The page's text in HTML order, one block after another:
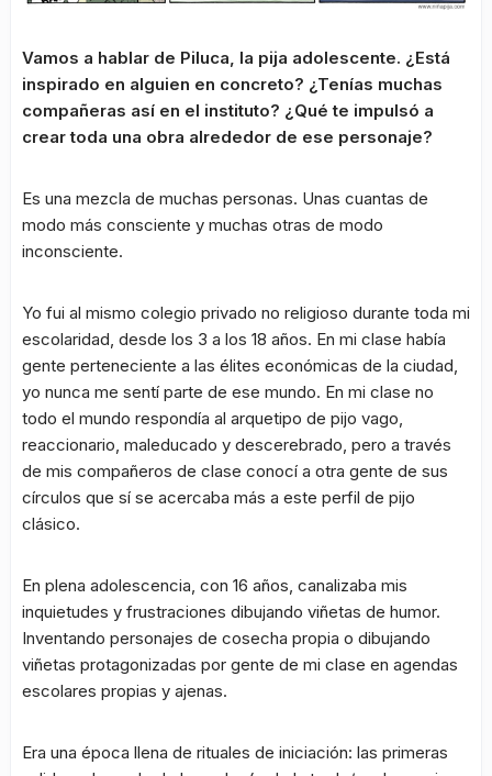
Vamos a hablar de Piluca, la pija adolescente. ¿Está
inspirado en alguien en concreto? ¿Tenías muchas
compañeras así en el instituto? ¿Qué te impulsó a
crear toda una obra alrededor de ese personaje?
Es una mezcla de muchas personas. Unas cuantas de
modo más consciente y muchas otras de modo
inconsciente.
Yo fui al mismo colegio privado no religioso durante toda mi
escolaridad, desde los 3 a los 18 años. En mi clase había
gente perteneciente a las élites económicas de la ciudad,
yo nunca me sentí parte de ese mundo. En mi clase no
todo el mundo respondía al arquetipo de pijo vago,
reaccionario, maleducado y descerebrado, pero a través
de mis compañeros de clase conocí a otra gente de sus
círculos que sí se acercaba más a este perfil de pijo
clásico.
En plena adolescencia, con 16 años, canalizaba mis
inquietudes y frustraciones dibujando viñetas de humor.
Inventando personajes de cosecha propia o dibujando
viñetas protagonizadas por gente de mi clase en agendas
escolares propias y ajenas.
Era una época llena de rituales de iniciación: las primeras